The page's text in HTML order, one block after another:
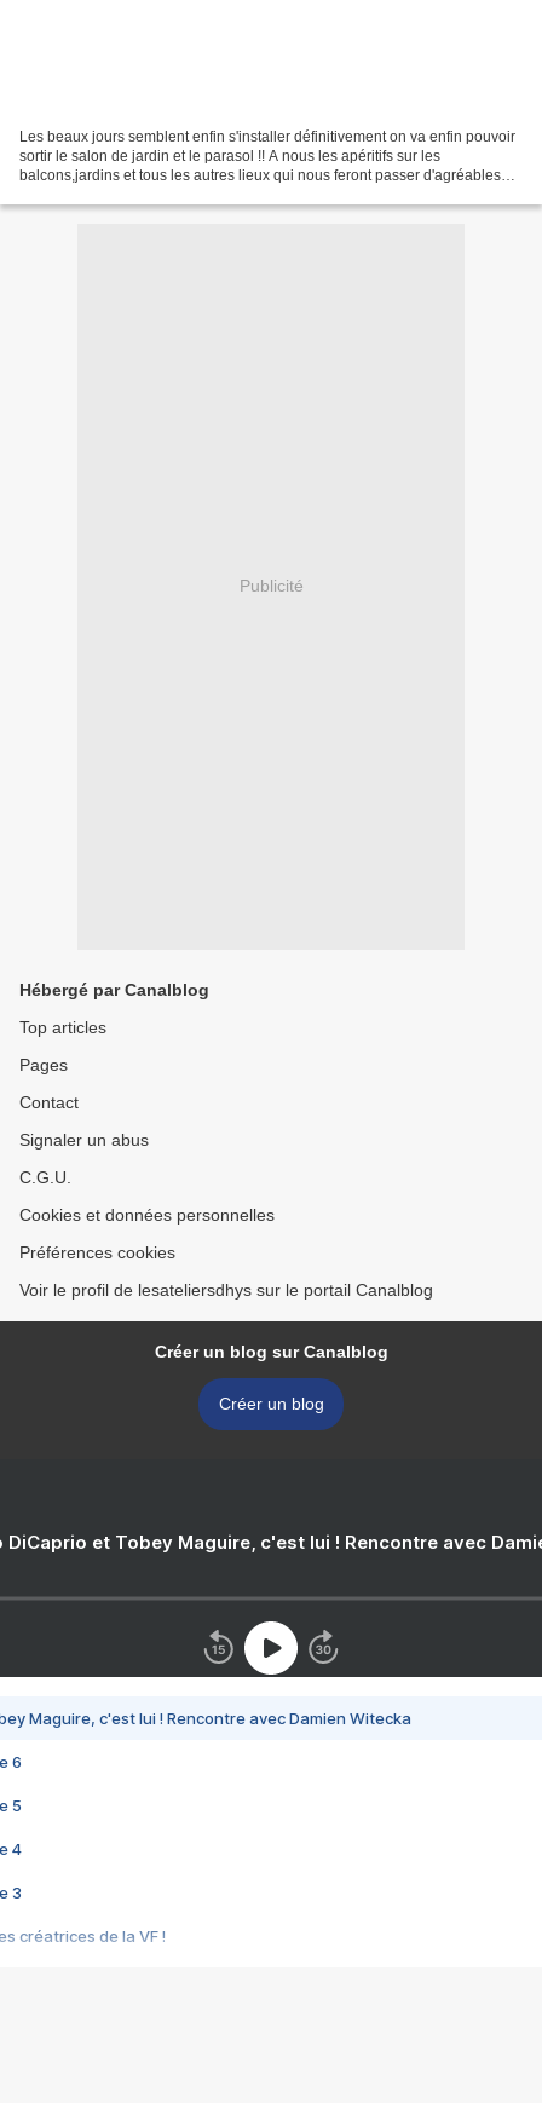
Les beaux jours semblent enfin s'installer définitivement on va enfin pouvoir
sortir le salon de jardin et le parasol !! A nous les apéritifs sur les
balcons,jardins et tous les autres lieux qui nous feront passer d'agréables
Publicité
Hébergé par Canalblog
Top articles
Pages
Contact
Signaler un abus
C.G.U.
Cookies et données personnelles
Préférences cookies
Voir le profil de lesateliersdhys sur le portail Canalblog
Créer un blog sur Canalblog
Créer un blog
DiCaprio et Tobey Maguire, c'est lui ! Rencontre avec
Maguire, c'est lui ! Rencontre avec Damien Witecka
6
5
4
3
créatrices de la VF !